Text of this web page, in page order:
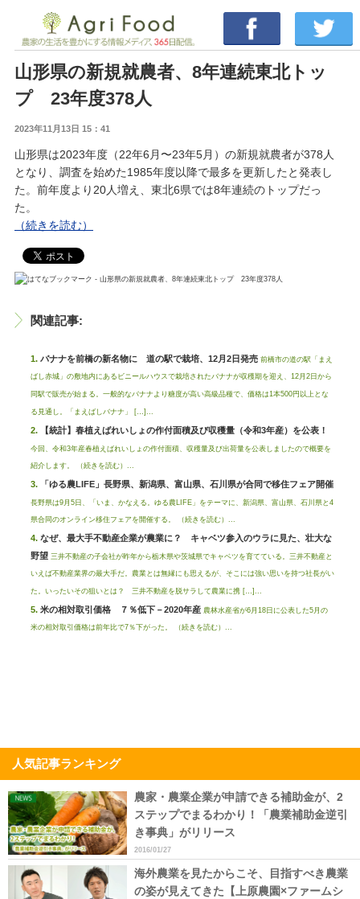
山形県の新規就農者、8年連続東北トッ
プ 23年度378人
2023年11月13日 15：41
山形県は2023年度（22年6月〜23年5月）の新規就農者が378人
となり、調査を始めた1985年度以降で最多を更新したと発表し
た。前年度より20人増え、東北6県では8年連続のトップだっ
た。
（続きを読む）
関連記事:
バナナを前橋の新名物に 道の駅で栽培、12月2日発売 前橋市の道の駅「まえ
ばし赤城」の敷地内にあるビニールハウスで栽培されたバナナが収穫期を迎え、12月2日から
同駅で販売が始まる。一般的なバナナより糖度が高い高級品種で、価格は1本500円以上とな
る見通し。「まえばしバナナ」 […]...
【統計】春植えばれいしょの作付面積及び収穫量（令和3年産）を公表！
今回、令和3年産春植えばれいしょの作付面積、収穫量及び出荷量を公表しましたので概要を
紹介します。 （続きを読む）...
「ゆる農LIFE」長野県、新潟県、富山県、石川県が合同で移住フェア開催
長野県は9月5日、「いま、かなえる。ゆる農LIFE」をテーマに、新潟県、富山県、石川県と4
県合同のオンライン移住フェアを開催する。 （続きを読む）...
なぜ、最大手不動産企業が農業に？ キャベツ参入のウラに見た、壮大な
野望 三井不動産の子会社が昨年から栃木県や茨城県でキャベツを育てている。三井不動産と
いえば不動産業界の最大手だ。農業とは無縁にも思えるが、そこには強い思いを持つ社長がい
た。いったいその狙いとは？ 三井不動産を脱サラして農業に携 […]...
米の相対取引価格 ７％低下－2020年産 農林水産省が6月18日に公表した5月の
米の相対取引価格は前年比で7％下がった。 （続きを読む）...
人気記事ランキング
農家・農業企業が申請できる補助金が、2
ステップでまるわかり！「農業補助金逆引
き事典」がリリース
2016/01/27
海外農業を見たからこそ、目指すべき農業
の姿が見えてきた【上原農園×ファームシ